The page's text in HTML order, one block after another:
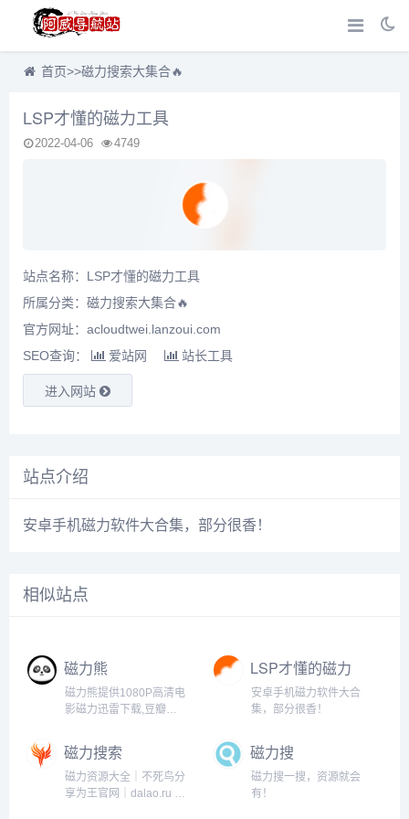
首页>>磁力搜索大集合🔥
LSP才懂的磁力工具
2022-04-06 4749
站点名称：LSP才懂的磁力工具
所属分类： 磁力搜索大集合🔥
官方网址：acloudtwei.lanzoui.com
SEO查询：
爱站网 站长工具
进入网站
站点介绍
安卓手机磁力软件大合集，部分很香！
相似站点
磁力熊
磁力熊提供1080P高清电
影磁力迅雷下载,豆瓣
1080P高清磁力下载。
LSP才懂的磁力
工具
安卓手机磁力软件大合
集，部分很香！
磁力搜索
磁力资源大全｜不死鸟分
享为王官网｜dalao.ru 大
磁力搜
磁力搜一搜，资源就会
有！